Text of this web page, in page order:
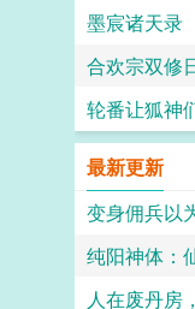
墨宸诸天录
合欢宗双修
最新更新
变身佣兵以
纯阳神体：
人在废丹房